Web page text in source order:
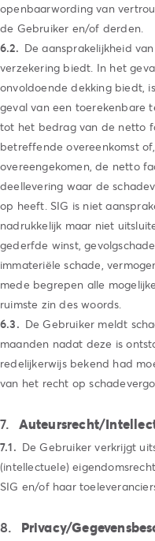
openbaarwording van
de Gebruiker en/of derden.
De aansprakelijkheid
verzekering biedt. In het
onvoldoende dekking biedt,
geval van een toerekenbare
tot het bedrag van de netto
betreffende overeenkomst
overeengekomen, de netto
deellevering waar de
op heeft. SIG is niet
nadrukkelijk maar niet
gederfde winst,
immateriële schade,
mede begrepen alle
ruimste zin des woords.
De Gebruiker meldt
maanden nadat deze is
redelijkerwijs bekend had
van het recht op
Auteursrecht/
De Gebruiker verkrijgt
(intellectuele)
SIG en/of haar
Privacy/